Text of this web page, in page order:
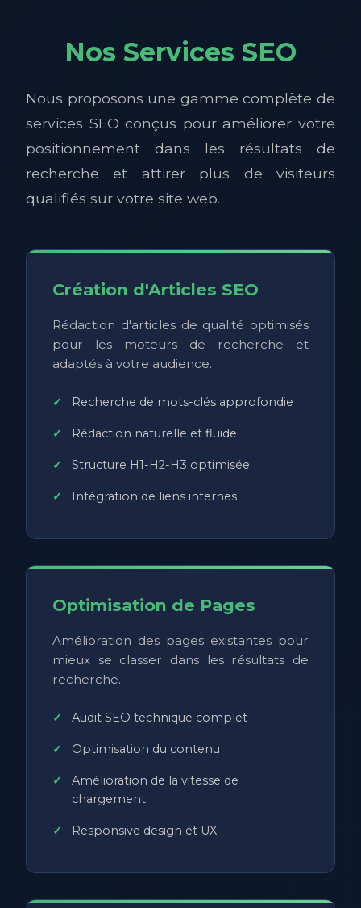
Nos Services SEO
Nous proposons une gamme complète de
services SEO conçus pour améliorer votre
positionnement dans les résultats de
recherche et attirer plus de visiteurs
qualifiés sur votre site web.
Création d'Articles SEO
Rédaction d'articles de qualité optimisés
pour les moteurs de recherche et
adaptés à votre audience.
Recherche de mots-clés approfondie
Rédaction naturelle et fluide
Structure H1-H2-H3 optimisée
Intégration de liens internes
Optimisation de Pages
Amélioration des pages existantes pour
mieux se classer dans les résultats de
recherche.
Audit SEO technique complet
Optimisation du contenu
Amélioration de la vitesse de
chargement
Responsive design et UX